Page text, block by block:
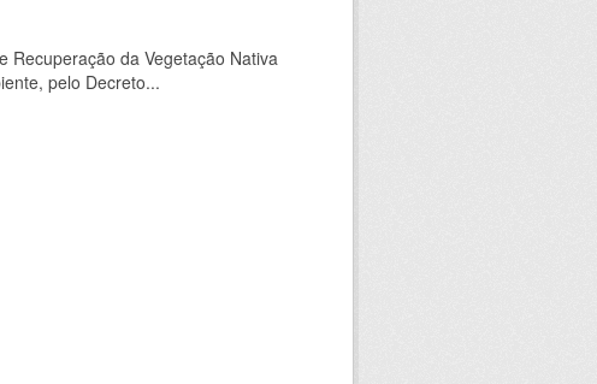
Recuperação da Vegetação Nativa
pelo Decreto...